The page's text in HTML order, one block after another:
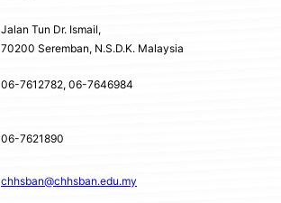
Jalan Tun Dr. Ismail,
70200 Seremban, N.S.D.K. Malaysia
06-7612782, 06-7646984
06-7621890
chhsban@chhsban.edu.my